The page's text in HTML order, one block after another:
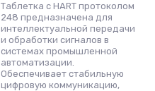
Таблетка с HART протоколом
248 предназначена для
интеллектуальной передачи
и обработки сигналов в
системах промышленной
автоматизации.
Обеспечивает стабильную
цифровую коммуникацию,